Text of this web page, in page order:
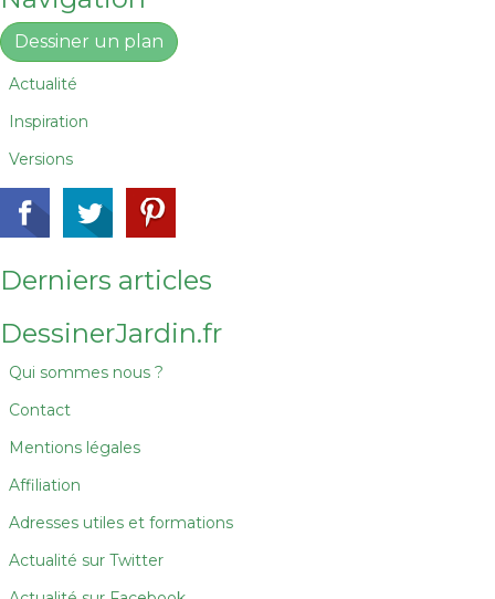
Dessiner un plan
Actualité
Inspiration
Versions
Derniers articles
DessinerJardin.fr
Qui sommes nous ?
Contact
Mentions légales
Affiliation
Adresses utiles et formations
Actualité sur Twitter